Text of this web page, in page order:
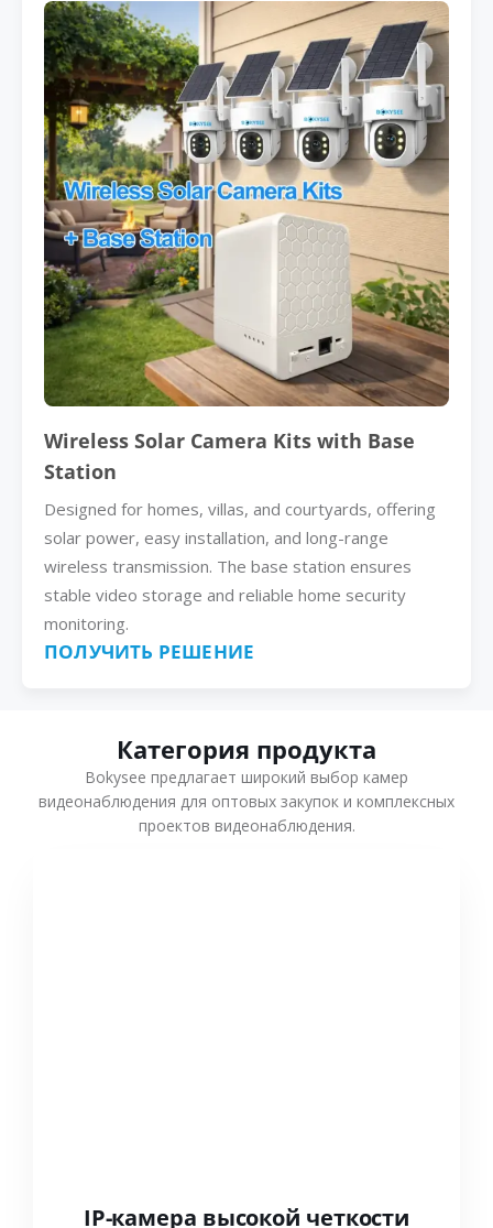
Wireless Solar Camera Kits with Base
Station
Designed for homes, villas, and courtyards, offering
solar power, easy installation, and long-range
wireless transmission. The base station ensures
stable video storage and reliable home security
monitoring.
ПОЛУЧИТЬ РЕШЕНИЕ
Категория продукта
Bokysee предлагает широкий выбор камер
видеонаблюдения для оптовых закупок и комплексных
проектов видеонаблюдения.
IP-камера высокой четкости